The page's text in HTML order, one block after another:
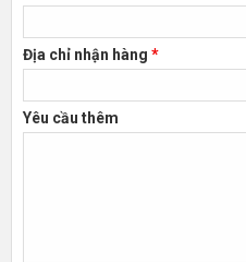
Địa chỉ nhận hàng *
Yêu cầu thêm